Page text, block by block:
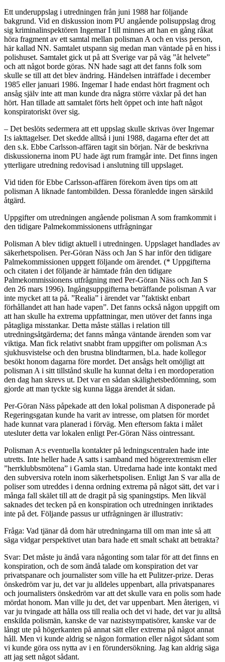
Ett underuppslag i utredningen från juni 1988 har följande
bakgrund. Vid en diskussion inom PU angående polisuppslag drog
sig kriminalinspektören Ingemar I till minnes att han en gång råkat
höra fragment av ett samtal mellan polisman A och en viss person,
här kallad NN. Samtalet utspann sig medan man väntade på en hiss i
polishuset. Samtalet gick ut på att Sverige var på väg ”åt helvete”
och att något borde göras. NN hade sagt att det fanns folk som
skulle se till att det blev ändring. Händelsen inträffade i december
1985 eller januari 1986. Ingemar I hade endast hört fragment och
ansåg själv inte att man kunde dra några större växlar på det han
hört. Han tillade att samtalet förts helt öppet och inte haft något
konspiratoriskt över sig.
– Det beslöts sedermera att ett uppslag skulle skrivas över Ingemar
I:s iakttagelser. Det skedde alltså i juni 1988, dagarna efter det att
den s.k. Ebbe Carlsson-affären tagit sin början. När de beskrivna
diskussionerna inom PU hade ägt rum framgår inte. Det finns ingen
ytterligare utredning redovisad i anslutning till uppslaget.
Vid tiden för Ebbe Carlsson-affären förekom även tips om att
polisman A liknade fantombilden. Dessa föranledde ingen särskild
åtgärd.
Uppgifter om utredningen angående polisman A som framkommit i
den tidigare Palmekommissionens utfrågningar
Polisman A blev tidigt aktuell i utredningen. Uppslaget handlades av
säkerhetspolisen. Per-Göran Näss och Jan S har inför den tidigare
Palmekommissionen uppgett följande om ärendet. (* Uppgifterna
och citaten i det följande är hämtade från den tidigare
Palmekommissionens utfrågning med Per-Göran Näss och Jan S
den 26 mars 1996). Ingångsuppgifterna beträffande polisman A var
inte mycket att ta på. ”Realia” i ärendet var ”faktiskt enbart
förhållandet att han hade vapen”. Det fanns också någon uppgift om
att han skulle ha extrema uppfattningar, men utöver det fanns inga
påtagliga misstankar. Detta måste ställas i relation till
utredningsåtgärderna; det fanns många väntande ärenden som var
viktiga. Man fick relativt snabbt fram uppgifter om polisman A:s
sjukhusvistelse och den brustna blindtarmen, bl.a. hade kollegor
besökt honom dagarna före mordet. Det ansågs helt omöjligt att
polisman A i sitt tillstånd skulle ha kunnat delta i en mordoperation
den dag han skrevs ut. Det var en sådan skälighetsbedömning, som
gjorde att man tyckte sig kunna lägga ärendet åt sidan.
Per-Göran Näss påpekade att den lokal polisman A disponerade på
Regeringsgatan kunde ha varit av intresse, om platsen för mordet
hade kunnat vara planerad i förväg. Men eftersom fakta i målet
utesluter detta var lokalen enligt Per-Göran Näss ointressant.
Polisman A:s eventuella kontakter på ledningscentralen hade inte
utretts. Inte heller hade A satts i samband med högerextremism eller
”herrklubbsmötena” i Gamla stan. Utredarna hade inte kontakt med
den subversiva roteln inom säkerhetspolisen. Enligt Jan S var alla de
poliser som utreddes i denna ordning extrema på något sätt, det var i
många fall skälet till att de dragit på sig spaningstips. Men likväl
saknades det tecken på en konspiration och utredningen inriktades
inte på det. Följande passus ur utfrågningen är illustrativ:
Fråga: Vad tjänar då dom här utredningarna till om man inte så att
säga vidgar perspektivet utan bara hade ett smalt schakt att betrakta?
Svar: Det måste ju ändå vara någonting som talar för att det finns en
konspiration, och de som ändå talade om konspiration det var
privatspanare och journalister som ville ha ett Pulitzer-prize. Deras
önskedröm var ju, det var ju alldeles uppenbart, alla privatspanares
och journalisters önskedröm var att det skulle vara en polis som hade
mördat honom. Man ville ju det, det var uppenbart. Men återigen, vi
var ju tvingade att hålla oss till realia och det vi hade, det var ju alltså
enskilda polismän, kanske de var nazistsympatisörer, kanske var de
långt ute på högerkanten på annat sätt eller extrema på något annat
håll. Men vi kunde aldrig se någon formation eller något sådant som
vi kunde göra oss nytta av i en förundersökning. Jag kan aldrig säga
att jag sett något sådant.